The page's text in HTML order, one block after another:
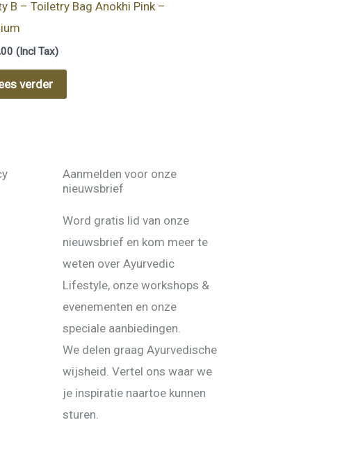
B – Toiletry Bag Anokhi Pink –
(Incl Tax)
verder
Aanmelden voor onze
nieuwsbrief
Word gratis lid van onze
nieuwsbrief en kom meer te
weten over Ayurvedic
Lifestyle, onze workshops &
evenementen en onze
speciale aanbiedingen.
We delen graag Ayurvedische
wijsheid. Vertel ons waar we
je inspiratie naartoe kunnen
sturen.